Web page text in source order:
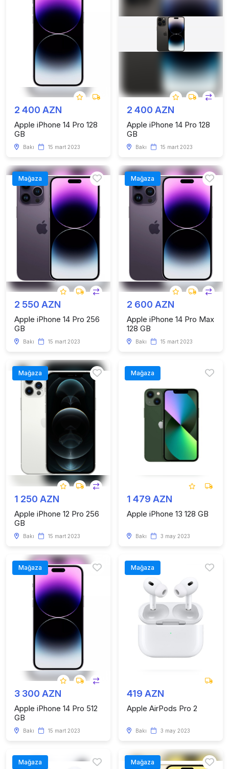
2 400 AZN
Apple iPhone 14 Pro 128
GB
Bakı 15 mart 2023
2 400 AZN
Apple iPhone 14 Pro 128
GB
Bakı 15 mart 2023
Mağaza
2 550 AZN
Apple iPhone 14 Pro 256
GB
Bakı 15 mart 2023
Mağaza
2 600 AZN
Apple iPhone 14 Pro Max
128 GB
Bakı 15 mart 2023
Mağaza
1 250 AZN
Apple iPhone 12 Pro 256
GB
Bakı 15 mart 2023
Mağaza
1 479 AZN
Apple iPhone 13 128 GB
Bakı 3 may 2023
Mağaza
3 300 AZN
Apple iPhone 14 Pro 512
GB
Bakı 15 mart 2023
Mağaza
419 AZN
Apple AirPods Pro 2
Bakı 3 may 2023
Mağaza Mağaza